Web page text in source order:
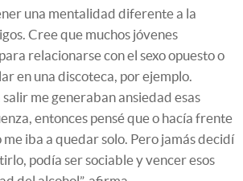
una mentalidad diferente a la
Cree que muchos jóvenes
relacionarse con el sexo opuesto o
en una discoteca, por ejemplo.
salir me generaban ansiedad esas
entonces pensé que o hacía frente
me iba a quedar solo. Pero jamás decidí
podía ser sociable y vencer esos